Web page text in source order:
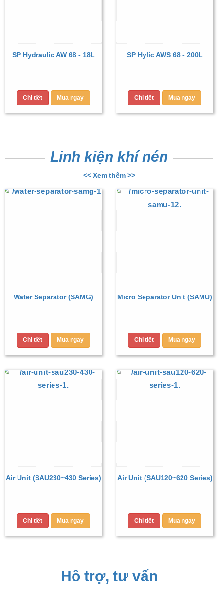
SP Hydraulic AW 68 - 18L
Chi tiết Mua ngay
SP Hylic AWS 68 - 200L
Chi tiết Mua ngay
Linh kiện khí nén
<< Xem thêm >>
Water Separator (SAMG)
Chi tiết Mua ngay
Micro Separator Unit (SAMU)
Chi tiết Mua ngay
Air Unit (SAU230~430 Series)
Chi tiết Mua ngay
Air Unit (SAU120~620 Series)
Chi tiết Mua ngay
Hô trợ, tư vấn